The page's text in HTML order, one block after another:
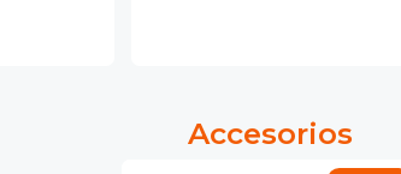
Accesorios